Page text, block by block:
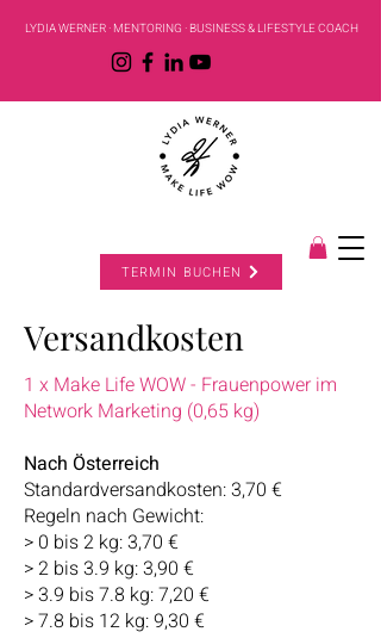
LYDIA WERNER · MENTORING · BUSINESS & LIFESTYLE COACH
TERMIN BUCHEN
Versandkosten
1 x Make Life WOW - Frauenpower im
Network Marketing (0,65 kg)
Nach Österreich
Standardversandkosten: 3,70 €
Regeln nach Gewicht:
> 0 bis 2 kg: 3,70 €
> 2 bis 3.9 kg: 3,90 €
> 3.9 bis 7.8 kg: 7,20 €
> 7.8 bis 12 kg: 9,30 €